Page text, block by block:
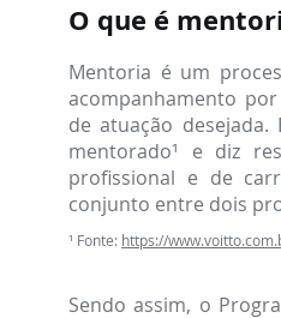
O que é
Mentoria é um
acompanhamento
de atuação
mentorado¹ e diz
profissional e de
conjunto entre dois
¹ Fonte: https://
Sendo assim, o